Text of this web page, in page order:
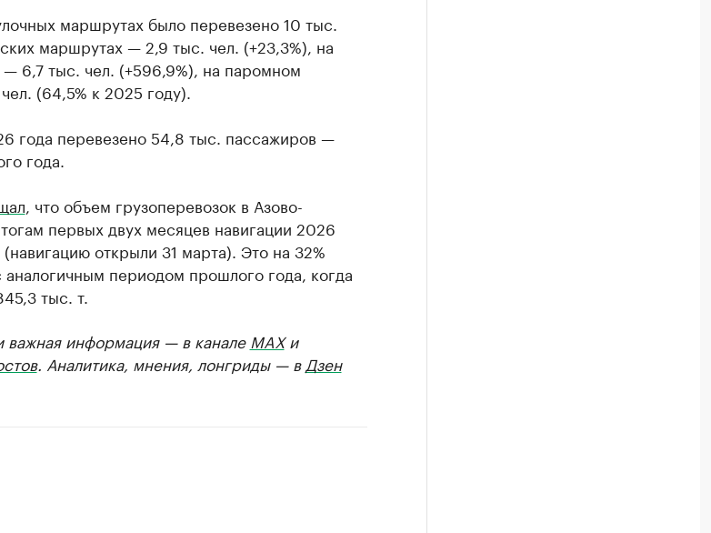
маршрутах было перевезено 10 тыс.
маршрутах — 2,9 тыс. чел. (+23,3%), на
6,7 тыс. чел. (+596,9%), на паромном
(64,5% к 2025 году).
года перевезено 54,8 тыс. пассажиров —
года.
, что объем грузоперевозок в Азово-
первых двух месяцев навигации 2026
(навигацию открыли 31 марта). Это на 32%
периодом прошлого года, когда
тыс. т.
важная информация — в канале MAXи
. Аналитика, мнения, лонгриды — в Дзен